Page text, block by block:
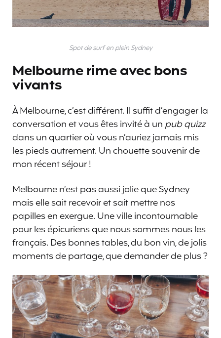
Spot de surf en plein Sydney
Melbourne rime avec bons
vivants
À Melbourne, c’est différent. Il suffit d’engager la
conversation et vous êtes invité à unpub quizz
dans un quartier où vous n’auriez jamais mis
les pieds autrement. Un chouette souvenir de
mon récent séjour !
Melbourne n’est pas aussi jolie que Sydney
mais elle sait recevoir et sait mettre nos
papilles en exergue. Une ville incontournable
pour les épicuriens que nous sommes nous les
français. Des bonnes tables, du bon vin, de jolis
moments de partage, que demander de plus ?